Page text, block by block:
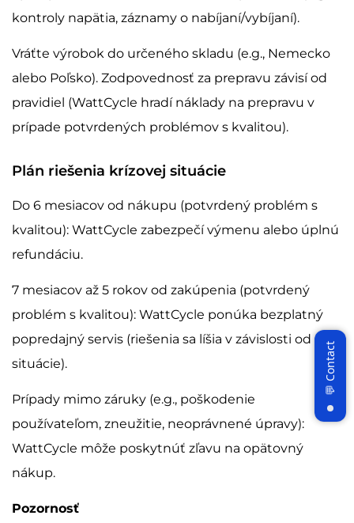
kontroly napätia, záznamy o nabíjaní/vybíjaní).
Vráťte výrobok do určeného skladu (e.g., Nemecko
alebo Poľsko). Zodpovednosť za prepravu závisí od
pravidiel (WattCycle hradí náklady na prepravu v
prípade potvrdených problémov s kvalitou).
Plán riešenia krízovej situácie
Do 6 mesiacov od nákupu (potvrdený problém s
kvalitou): WattCycle zabezpečí výmenu alebo úplnú
refundáciu.
7 mesiacov až 5 rokov od zakúpenia (potvrdený
problém s kvalitou): WattCycle ponúka bezplatný
popredajný servis (riešenia sa líšia v závislosti od
situácie).
Prípady mimo záruky (e.g., poškodenie
používateľom, zneužitie, neoprávnené úpravy):
WattCycle môže poskytnúť zľavu na opätovný
nákup.
Pozornosť